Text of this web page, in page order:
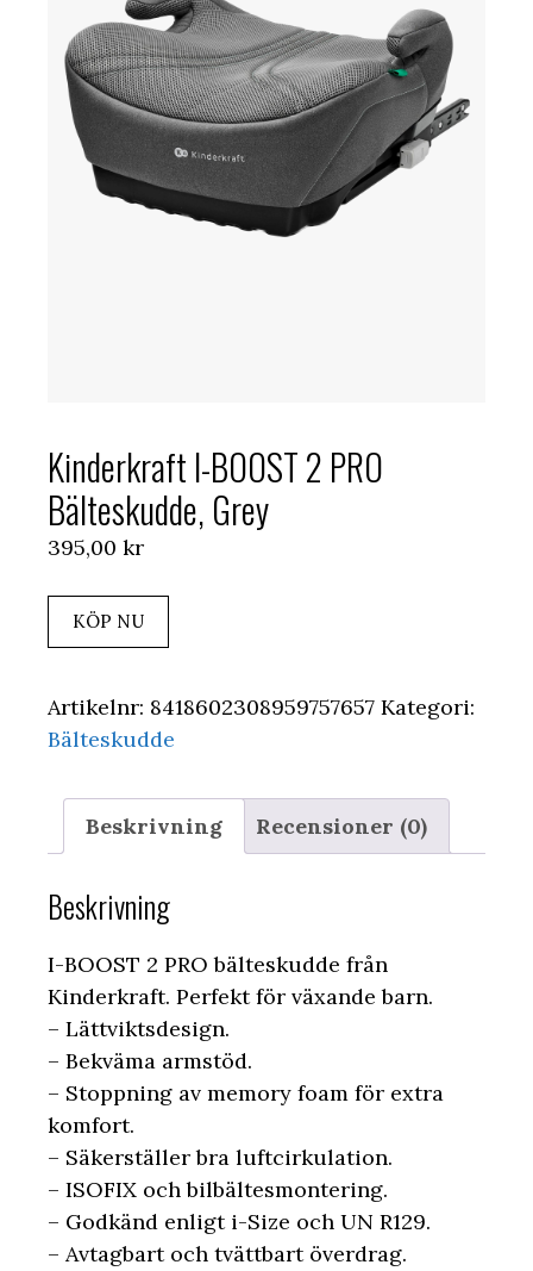
Kinderkraft I-BOOST 2 PRO
Bälteskudde, Grey
395,00 kr
KÖP NU
Artikelnr: 8418602308959757657 Kategori:
Bälteskudde
Beskrivning Recensioner (0)
Beskrivning
I-BOOST 2 PRO bälteskudde från
Kinderkraft. Perfekt för växande barn.
– Lättviktsdesign.
– Bekväma armstöd.
– Stoppning av memory foam för extra
komfort.
– Säkerställer bra luftcirkulation.
– ISOFIX och bilbältesmontering.
– Godkänd enligt i-Size och UN R129.
– Avtagbart och tvättbart överdrag.